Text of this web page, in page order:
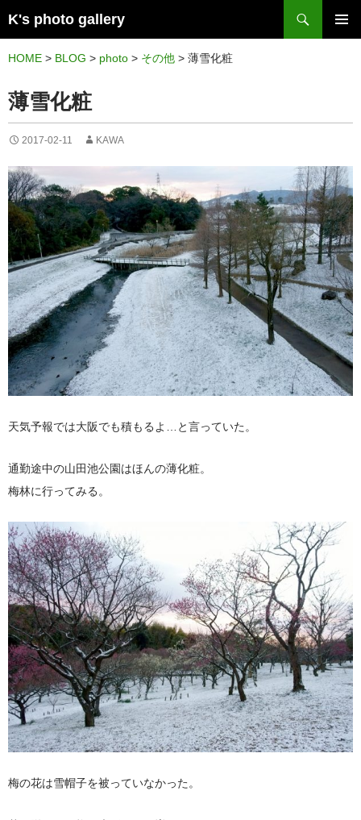
K's photo gallery
ン
ン
ツ
へ
ス
キ
ッ
プ
HOME > BLOG > photo > その他 > 薄雪化粧
薄雪化粧
2017-02-11 KAWA
天気予報では大阪でも積もるよ…と言っていた。
通勤途中の山田池公園はほんの薄化粧。
梅林に行ってみる。
梅の花は雪帽子を被っていなかった。